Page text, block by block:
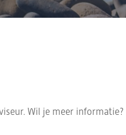
Wil je meer